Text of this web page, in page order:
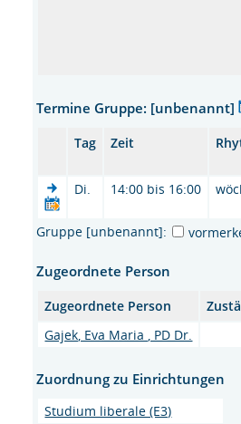
Termine Gruppe: [unbenannt]
Tag Zeit
Di. 14:00 bis 16:00
Gruppe [unbenannt]:
Zugeordnete Person
Zugeordnete Person
Gajek, Eva Maria , PD Dr.
Zuordnung zu Einrichtungen
Studium liberale (E3)